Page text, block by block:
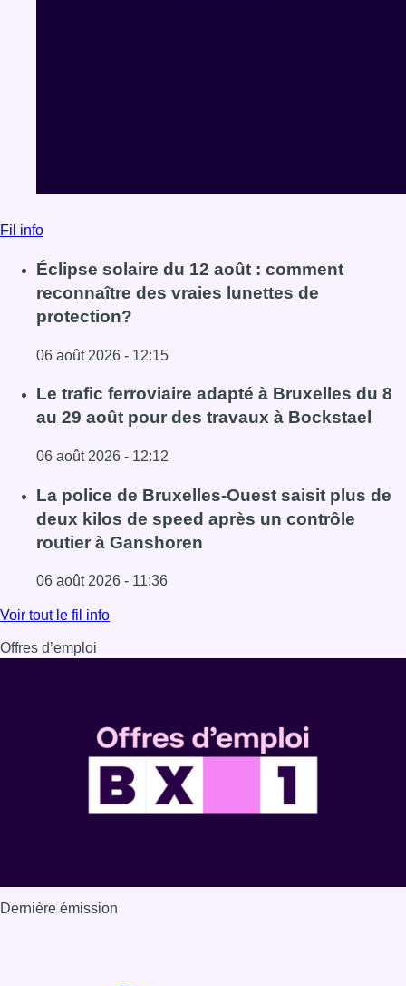
Fil info
Éclipse solaire du 12 août : comment
reconnaître des vraies lunettes de
protection?
06 août 2026 - 12:15
Lire l'article Éclipse solaire du 12 août : comment
Le trafic ferroviaire adapté à Bruxelles du 8
au 29 août pour des travaux à Bockstael
06 août 2026 - 12:12
Lire l'article Le trafic ferroviaire adapté à Bruxelles du 8
La police de Bruxelles-Ouest saisit plus de
deux kilos de speed après un contrôle
routier à Ganshoren
06 août 2026 - 11:36
Lire l'article La police de Bruxelles-Ouest saisit plus de
Voir tout le fil info
Offres d’emploi
Dernière émission